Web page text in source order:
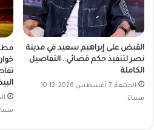
القبض على إبراهيم سعيد في مدينة
نصر لتنفيذ حكم قضائي.. التفاصيل
الكاملة
الجمعة, 7 أغسطس 2026, 10:12
مساءً